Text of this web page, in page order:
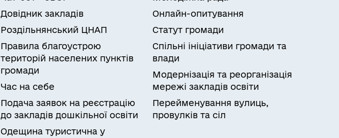
Довідник закладів
Роздільнянський ЦНАП
Правила благоустрою
територій населених пунктів
громади
Час на себе
Подача заявок на реєстрацію
до закладів дошкільної освіти
Одещина туристична у
Онлайн-опитування
Статут громади
Спільні ініціативи громади та
влади
Модернізація та реорганізація
мережі закладів освіти
Перейменування вулиць,
провулків та сіл